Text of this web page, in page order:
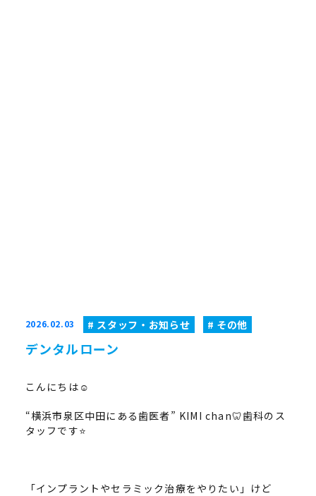
2026.02.03 スタッフ・お知らせ その他
デンタルローン
こんにちは☺︎
“横浜市泉区中田にある歯医者” KIMI chan🦷歯科のス
タッフです⭐
「インプラントやセラミック治療をやりたい」けど